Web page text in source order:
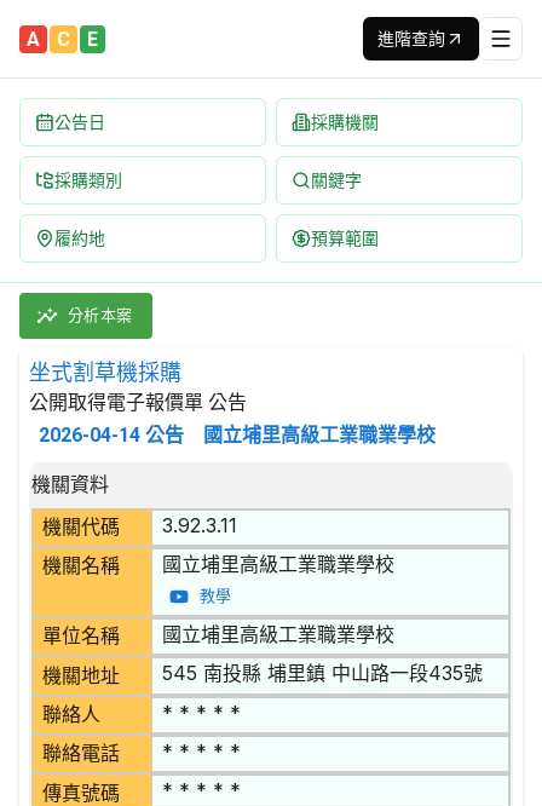
A C E 進階查詢
公告日 採購機關
採購類別 關鍵字
履約地 預算範圍
坐式割草機採購 招標公告 | 案號：1150104 | 公開取得電子
採購類別：財物類 農業或林業機具及其零件 | 招標方式：
分析本案
坐式割草機採購
公開取得電子報價單 公告
2026-04-14 公告 國立埔里高級工業職業學校
招標公告詳細內容
機關資料
機關代碼
3.92.3.11
機關名稱 國立埔里高級工業職業學校
教學
單位名稱 國立埔里高級工業職業學校
機關地址 545 南投縣 埔里鎮 中山路一段435號
聯絡人 * * * * *
聯絡電話 * * * * *
傳真號碼 * * * * *